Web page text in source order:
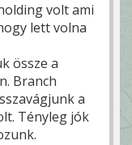
volt ami
lett volna
össze a
Branch
a
Tényleg jók